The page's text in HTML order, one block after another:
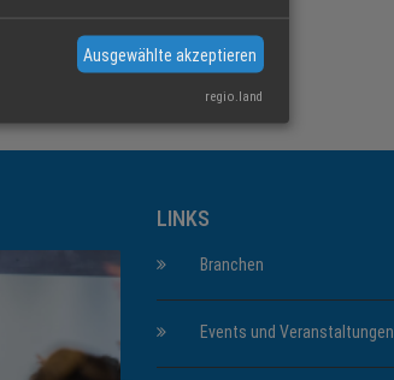
LINKS
Branchen
Events und Veranstaltungen
Ausgewählte akzeptieren
regio.land